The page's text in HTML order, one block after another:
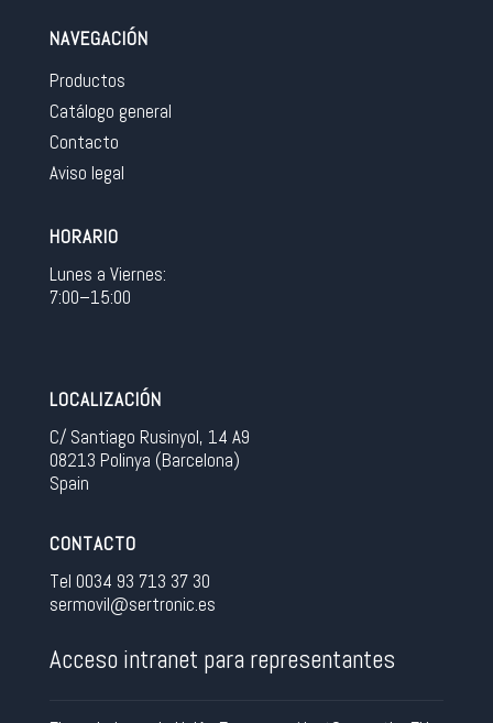
NAVEGACIÓN
Productos
Catálogo general
Contacto
Aviso legal
HORARIO
Lunes a Viernes:
7:00–15:00
LOCALIZACIÓN
C/ Santiago Rusinyol, 14 A9
08213 Polinya (Barcelona)
Spain
CONTACTO
Tel 0034 93 713 37 30
sermovil@sertronic.es
Acceso intranet para representantes